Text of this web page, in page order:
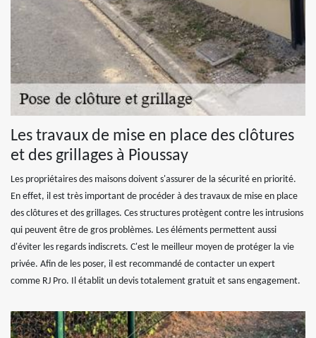
Les travaux de mise en place des clôtures
et des grillages à Pioussay
Les propriétaires des maisons doivent s'assurer de la sécurité en priorité.
En effet, il est très important de procéder à des travaux de mise en place
des clôtures et des grillages. Ces structures protègent contre les intrusions
qui peuvent être de gros problèmes. Les éléments permettent aussi
d'éviter les regards indiscrets. C'est le meilleur moyen de protéger la vie
privée. Afin de les poser, il est recommandé de contacter un expert
comme RJ Pro. Il établit un devis totalement gratuit et sans engagement.